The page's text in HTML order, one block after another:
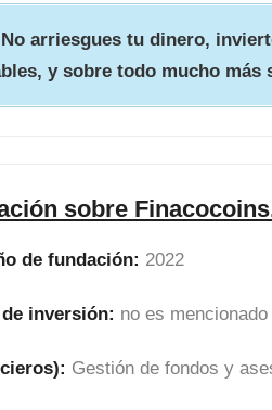
arriesgues tu dinero,
y sobre todo mucho más
sobre
de fundación: 2022
inversión: no es mencionado
Gestión de fondos y